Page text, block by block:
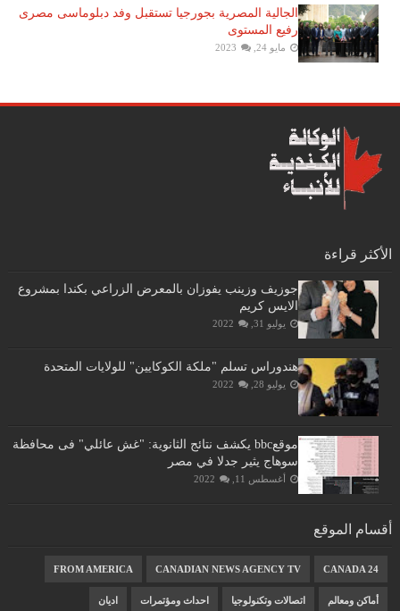
الجالية المصرية بجورجيا تستقبل وفد دبلوماسى مصرى
رفيع المستوى
مايو 24, 2023
الأكثر قراءة
جوزيف وزينب يفوزان بالمعرض الزراعي بكندا بمشروع
الايس كريم
يوليو 31, 2022
هندوراس تسلم "ملكة الكوكايين" للولايات المتحدة
يوليو 28, 2022
موقعbbc يكشف نتائج الثانوية: "غش عائلي" فى محافظة
سوهاج يثير جدلا في مصر
أغسطس 11, 2022
أقسام الموقع
CANADA 24
CANADIAN NEWS AGENCY TV
FROM AMERICA
أماكن ومعالم اتصالات وتكنولوجيا احداث ومؤتمرات اديان